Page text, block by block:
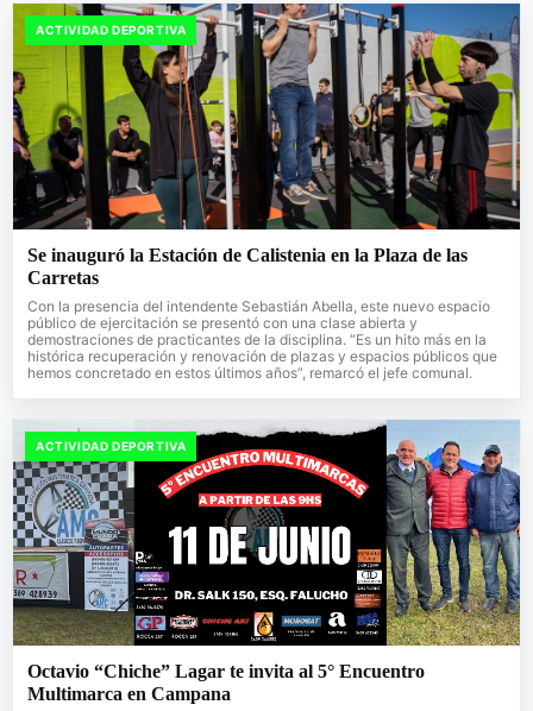
ACTIVIDAD DEPORTIVA
Se inauguró la Estación de Calistenia en la Plaza de las
Carretas
Con la presencia del intendente Sebastián Abella, este nuevo espacio
público de ejercitación se presentó con una clase abierta y
demostraciones de practicantes de la disciplina. “Es un hito más en la
histórica recuperación y renovación de plazas y espacios públicos que
hemos concretado en estos últimos años”, remarcó el jefe comunal.
ACTIVIDAD DEPORTIVA
Octavio “Chiche” Lagar te invita al 5° Encuentro
Multimarca en Campana